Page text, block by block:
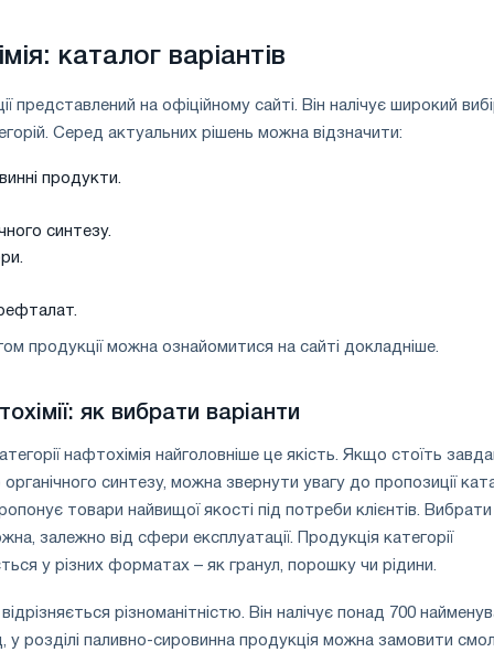
каталог варіантів
представлений на офіційному сайті. Він налічує широкий
Серед актуальних рішень можна відзначити:
продукти.
синтезу.
продукції можна ознайомитися на сайті докладніше.
як вибрати варіанти
нафтохімія найголовніше це якість. Якщо стоїть
синтезу, можна звернути увагу до пропозиції
товари найвищої якості під потреби клієнтів. Вибрати
залежно від сфери експлуатації. Продукція категорії
у різних форматах – як гранул, порошку чи рідини.
різноманітністю. Він налічує понад 700
у розділі паливно-сировинна продукція можна замовити